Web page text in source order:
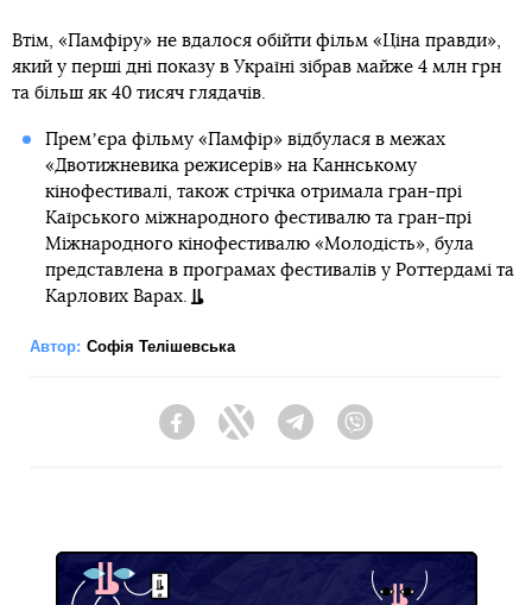
Втім, «Памфіру» не вдалося обійти фільм «Ціна правди»,
який у перші дні показу в Україні зібрав майже 4 млн грн
та більш як 40 тисяч глядачів.
Премʼєра фільму «Памфір» відбулася в межах
«Двотижневика режисерів» на Каннському
кінофестивалі, також стрічка отримала гран-прі
Каїрського міжнародного фестивалю та гран-прі
Міжнародного кінофестивалю «Молодість», була
представлена в програмах фестивалів у Роттердамі та
Карлових Варах.
Автор: Софія Телішевська
FacebookTwitter Telegram